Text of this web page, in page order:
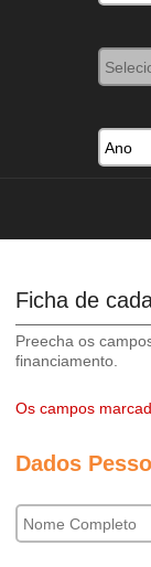
Ficha de
Preecha os
financiamento.
Os campos
Dados